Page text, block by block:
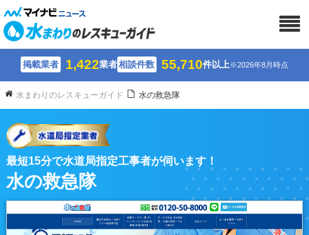
掲載業者 1,422業者相談件数 55,710件以上※2026年8月時点
水まわりのレスキューガイド 水の救急隊
最短15分で水道局指定工事者が伺います！
水の救急隊